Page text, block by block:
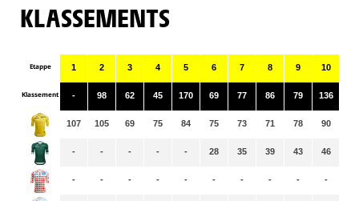
KLASSEMENTS
Etappe
Klassement
1
-
107
-
-
2
98
105
-
-
3
62
69
-
-
4
45
75
-
-
5
170
84
-
-
6
69
75
28
-
7
77
73
35
-
8
86
71
39
-
9
79
78
43
-
10
136
90
46
-